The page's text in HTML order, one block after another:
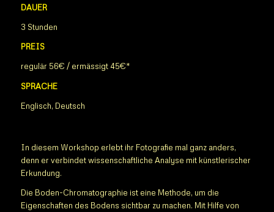
DAUER
3 Stunden
PREIS
regulär 56€ / ermässigt 45€*
SPRACHE
Englisch, Deutsch
In diesem Workshop erlebt ihr Fotografie mal ganz anders,
denn er verbindet wissenschaftliche Analyse mit künstlerischer
Erkundung.
Die Boden-Chromatographie ist eine Methode, um die
Eigenschaften des Bodens sichtbar zu machen. Mit Hilfe von